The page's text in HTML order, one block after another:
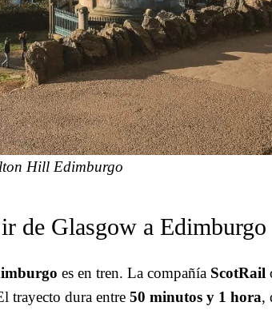
Hill Edimburgo
de Glasgow a Edimburgo
es en tren. La compañía ScotRail
trayecto dura entre 50 minutos y 1 hora,